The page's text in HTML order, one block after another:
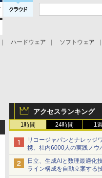
ハードウェア
ソフトウェア
アクセスランキング
1時間 24時間 1
リコージャパンとナレッジ
携、社内6000人の実践ノウ
商談記録 for RICOH」を展
日立、生成AIと数理最適化
ライン構成を自動立案する